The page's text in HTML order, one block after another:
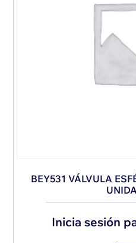
BEY531 VÁLVULA
Inicia sesión